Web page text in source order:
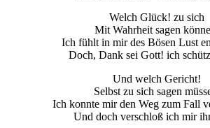
Welch Glück! zu sich
Mit Wahrheit sagen
Ich fühlt in mir des Bösen Lust
Doch, Dank sei Gott! ich
Und welch Gericht!
Selbst zu sich sagen
Ich konnte mir den Weg zum Fall
Und doch verschloß ich mir